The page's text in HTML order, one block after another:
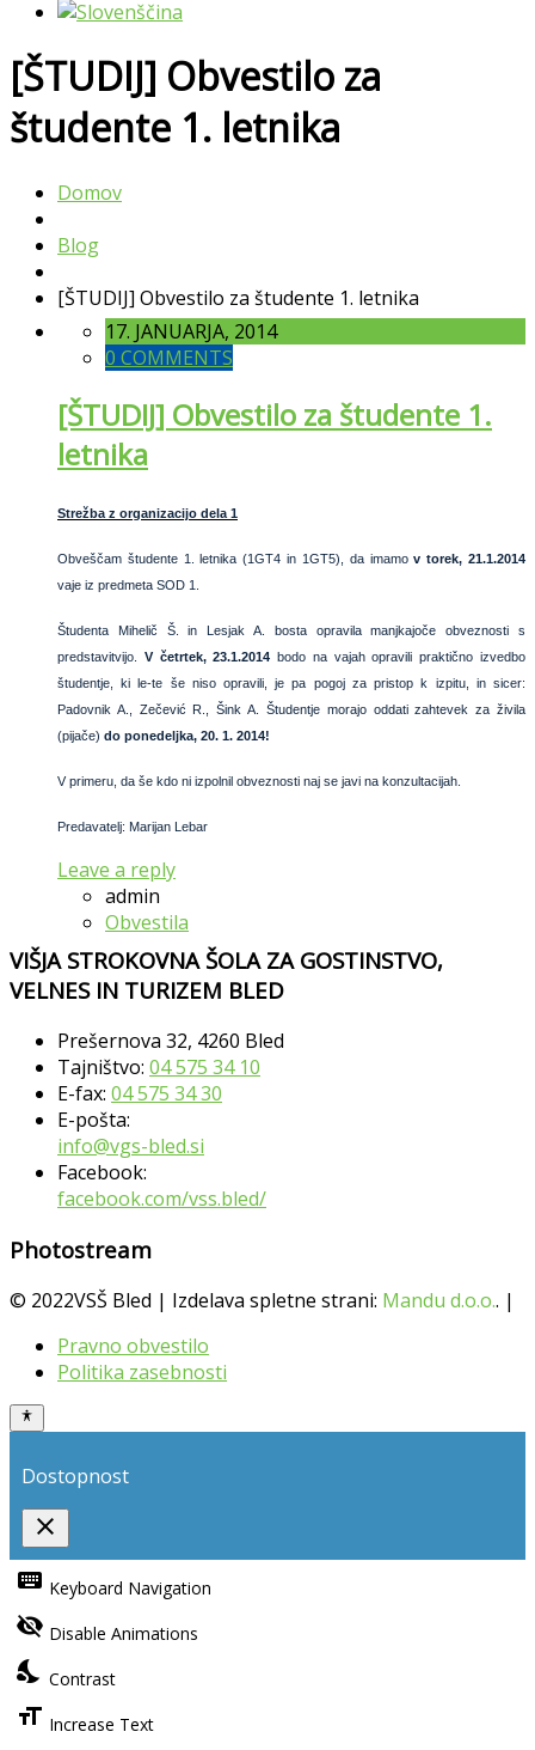
[ŠTUDIJ] Obvestilo za
študente 1. letnika
Domov
Blog
[ŠTUDIJ] Obvestilo za študente 1. letnika
17. JANUARJA, 2014
0 COMMENTS
[ŠTUDIJ] Obvestilo za študente 1.
letnika
Strežba z organizacijo dela 1
Obveščam študente 1. letnika (1GT4 in 1GT5), da imamov torek, 21.1.2014
vaje iz predmeta SOD 1.
Študenta Mihelič Š. in Lesjak A. bosta opravila manjkajoče obveznosti s
predstavitvijo. V četrtek, 23.1.2014 bodo na vajah opravili praktično izvedbo
študentje, ki le-te še niso opravili, je pa pogoj za pristop k izpitu, in sicer:
Padovnik A., Zečević R., Šink A. Študentje morajo oddati zahtevek za živila
(pijače) do ponedeljka, 20. 1. 2014!
V primeru, da še kdo ni izpolnil obveznosti naj se javi na konzultacijah.
Predavatelj: Marijan Lebar
Leave a reply
admin
Obvestila
VIŠJA STROKOVNA ŠOLA ZA GOSTINSTVO,
VELNES IN TURIZEM BLED
Prešernova 32, 4260 Bled
Tajništvo: 04 575 34 10
E-fax: 04 575 34 30
E-pošta:
info@vgs-bled.si
Facebook:
facebook.com/vss.bled/
Photostream
© 2022VSŠ Bled | Izdelava spletne strani: Mandu d.o.o.. |
Pravno obvestilo
Politika zasebnosti
Dostopnost
close
Toggle
visibility
Accessibility
keyboard Keyboard Navigation
visibility_off Disable Animations
nights_stay Contrast
format_size Increase Text